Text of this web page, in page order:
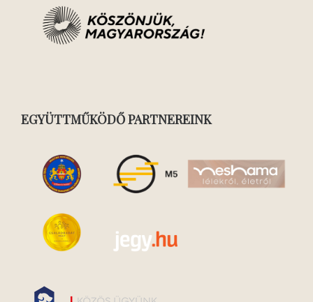
EGYÜTTMŰKÖDŐ PARTNEREINK